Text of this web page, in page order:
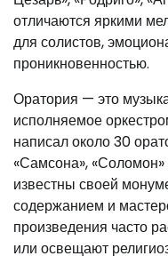
отличаются яркими
для солистов,
проникновенностью.
Оратория — это
исполняемое
написал около 30
«Самсона»,
известны своей
содержанием и
произведения часто
или освещают